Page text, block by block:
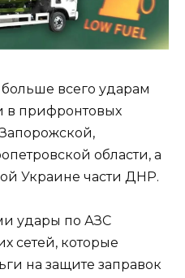
всего ударам
в прифронтовых
области, а
Украине части ДНР.
удары по АЗС
сетей, которые
на защите заправок